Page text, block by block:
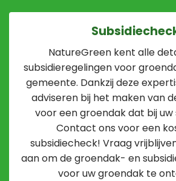
NatureGreen kent alle
subsidieregelingen voor
gemeente. Dankzij deze
adviseren bij het maken van
voor een groendak dat bij
Contact ons voor een
subsidiecheck! Vraag
aan om de groendak- en
voor uw groendak te